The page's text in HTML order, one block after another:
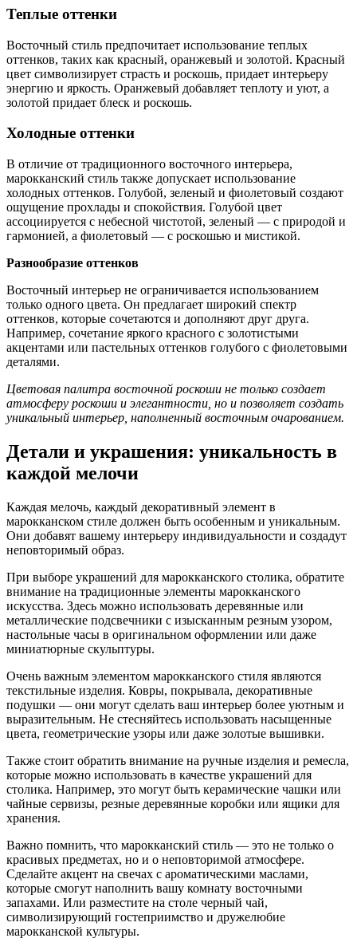
Теплые оттенки
Восточный стиль предпочитает использование теплых
оттенков, таких как красный, оранжевый и золотой. Красный
цвет символизирует страсть и роскошь, придает интерьеру
энергию и яркость. Оранжевый добавляет теплоту и уют, а
золотой придает блеск и роскошь.
Холодные оттенки
В отличие от традиционного восточного интерьера,
марокканский стиль также допускает использование
холодных оттенков. Голубой, зеленый и фиолетовый создают
ощущение прохлады и спокойствия. Голубой цвет
ассоциируется с небесной чистотой, зеленый — с природой и
гармонией, а фиолетовый — с роскошью и мистикой.
Разнообразие оттенков
Восточный интерьер не ограничивается использованием
только одного цвета. Он предлагает широкий спектр
оттенков, которые сочетаются и дополняют друг друга.
Например, сочетание яркого красного с золотистыми
акцентами или пастельных оттенков голубого с фиолетовыми
деталями.
Цветовая палитра восточной роскоши не только создает
атмосферу роскоши и элегантности, но и позволяет создать
уникальный интерьер, наполненный восточным очарованием.
Детали и украшения: уникальность в
каждой мелочи
Каждая мелочь, каждый декоративный элемент в
марокканском стиле должен быть особенным и уникальным.
Они добавят вашему интерьеру индивидуальности и создадут
неповторимый образ.
При выборе украшений для марокканского столика, обратите
внимание на традиционные элементы марокканского
искусства. Здесь можно использовать деревянные или
металлические подсвечники с изысканным резным узором,
настольные часы в оригинальном оформлении или даже
миниатюрные скульптуры.
Очень важным элементом марокканского стиля являются
текстильные изделия. Ковры, покрывала, декоративные
подушки — они могут сделать ваш интерьер более уютным и
выразительным. Не стесняйтесь использовать насыщенные
цвета, геометрические узоры или даже золотые вышивки.
Также стоит обратить внимание на ручные изделия и ремесла,
которые можно использовать в качестве украшений для
столика. Например, это могут быть керамические чашки или
чайные сервизы, резные деревянные коробки или ящики для
хранения.
Важно помнить, что марокканский стиль — это не только о
красивых предметах, но и о неповторимой атмосфере.
Сделайте акцент на свечах с ароматическими маслами,
которые смогут наполнить вашу комнату восточными
запахами. Или разместите на столе черный чай,
символизирующий гостеприимство и дружелюбие
марокканской культуры.